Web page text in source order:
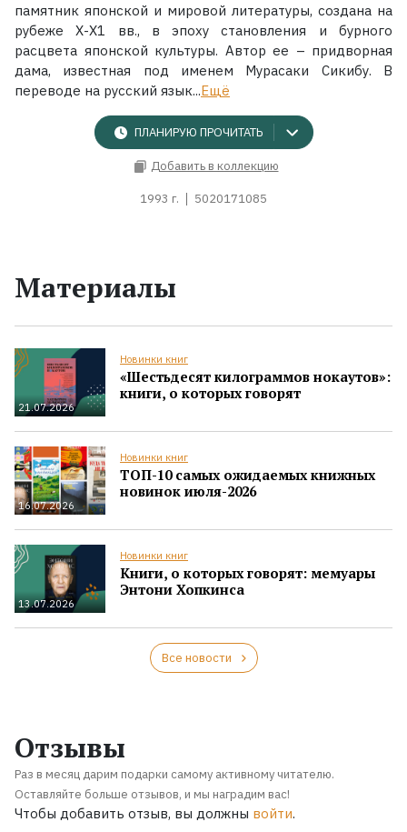
памятник японской и мировой литературы, создана на
рубеже Х-Х1 вв., в эпоху становления и бурного
расцвета японской культуры. Автор ее – придворная
дама, известная под именем Мурасаки Сикибу. В
переводе на русский язык...Ещё
ПЛАНИРУЮ ПРОЧИТАТЬ
Добавить в коллекцию
1993 г. 5020171085
Материалы
21.07.2026
Новинки книг
«Шестьдесят килограммов нокаутов»:
книги, о которых говорят
16.07.2026
Новинки книг
ТОП-10 самых ожидаемых книжных
новинок июля-2026
13.07.2026
Новинки книг
Книги, о которых говорят: мемуары
Энтони Хопкинса
Все новости
Отзывы
Раз в месяц дарим подарки самому активному читателю.
Оставляйте больше отзывов, и мы наградим вас!
Чтобы добавить отзыв, вы должны войти.